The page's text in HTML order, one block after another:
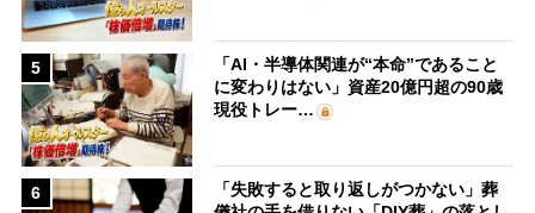
5
「AI・半導体関連が“本命”であること
に変わりはない」資産20億円超の90歳
現役トレー…
6
「失敗すると取り返しがつかない」葬